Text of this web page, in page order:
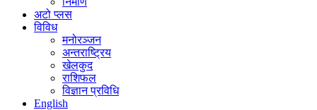
अटो प्लस
विविध
मनोरञ्जन
अन्तराष्ट्रिय
खेलकुद
राशिफल
विज्ञान प्रविधि
English